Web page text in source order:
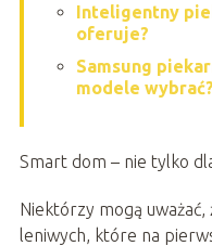
Inteligentny
oferuje?
Samsung
modele wybrać?
Smart dom – nie tylko
Niektórzy mogą uważać,
leniwych, które na